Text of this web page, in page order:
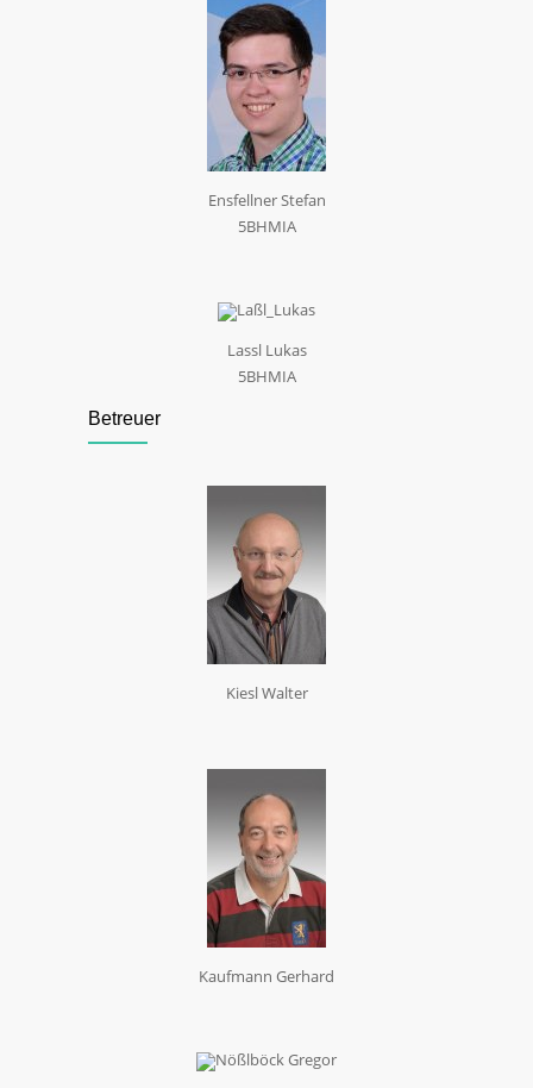
Ensfellner Stefan
5BHMIA
Lassl Lukas
5BHMIA
Betreuer
Kiesl Walter
Kaufmann Gerhard